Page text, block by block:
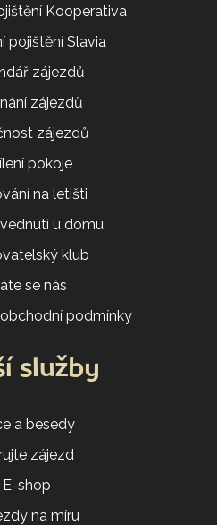
Kooperativa
pojištění Slavia
zájezdů
zájezdů
zájezdů
pokoje
na letišti
u domu
klub
se nás
podmínky
služby
a besedy
zájezd
E-shop
na míru